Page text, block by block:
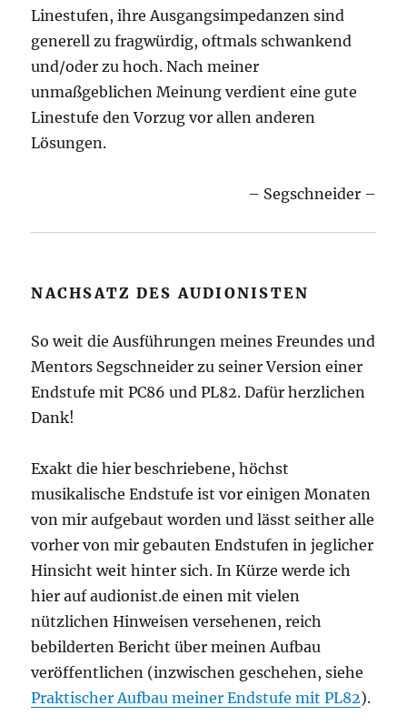
Linestufen, ihre Ausgangsimpedanzen sind
generell zu fragwürdig, oftmals schwankend
und/oder zu hoch. Nach meiner
unmaßgeblichen Meinung verdient eine gute
Linestufe den Vorzug vor allen anderen
Lösungen.
– Segschneider –
NACHSATZ DES AUDIONISTEN
So weit die Ausführungen meines Freundes und
Mentors Segschneider zu seiner Version einer
Endstufe mit PC86 und PL82. Dafür herzlichen
Dank!
Exakt die hier beschriebene, höchst
musikalische Endstufe ist vor einigen Monaten
von mir aufgebaut worden und lässt seither alle
vorher von mir gebauten Endstufen in jeglicher
Hinsicht weit hinter sich. In Kürze werde ich
hier auf audionist.de einen mit vielen
nützlichen Hinweisen versehenen, reich
bebilderten Bericht über meinen Aufbau
veröffentlichen (inzwischen geschehen, siehe
Praktischer Aufbau meiner Endstufe mit PL82).